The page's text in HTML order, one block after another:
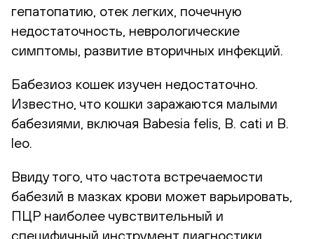
гепатопатию, отек легких, почечную
недостаточность, неврологические
симптомы, развитие вторичных инфекций.
Бабезиоз кошек изучен недостаточно.
Известно, что кошки заражаются малыми
бабезиями, включая Babesia felis, B. cati и B.
leo.
Ввиду того, что частота встречаемости
бабезий в мазках крови может варьировать,
ПЦР наиболее чувствительный и
специфичный инструмент диагностики.